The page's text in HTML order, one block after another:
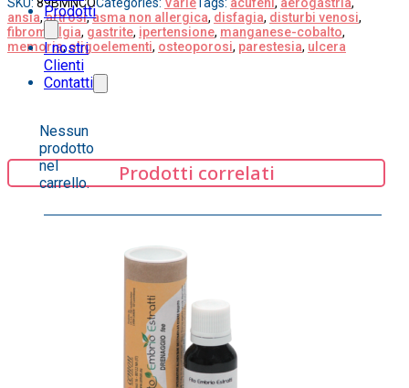
Prodotti
I nostri
Clienti
Contatti
Nessun
prodotto
nel
carrello.
ansia,artrosi,asma non allergica, disfagia, disturbi venosi,
fibromialgia, gastrite, ipertensione, manganese-cobalto,
memoria,oligoelementi, osteoporosi, parestesia, ulcera
Prodotti correlati